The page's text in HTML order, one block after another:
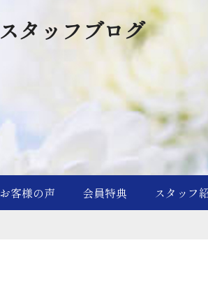
スタッフブログ
お客様の声 会員特典 スタッフ